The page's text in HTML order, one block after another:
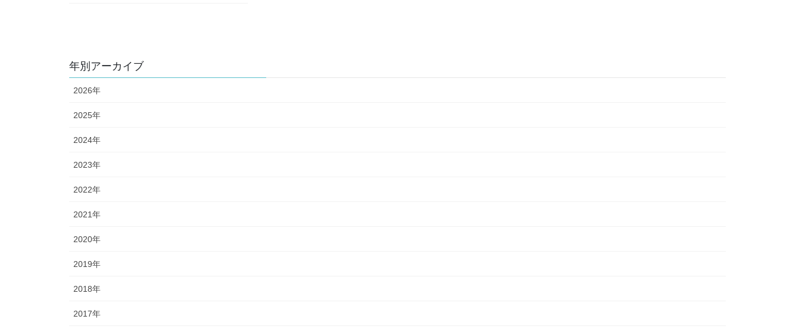
年別アーカイブ
2026年
2025年
2024年
2023年
2022年
2021年
2020年
2019年
2018年
2017年